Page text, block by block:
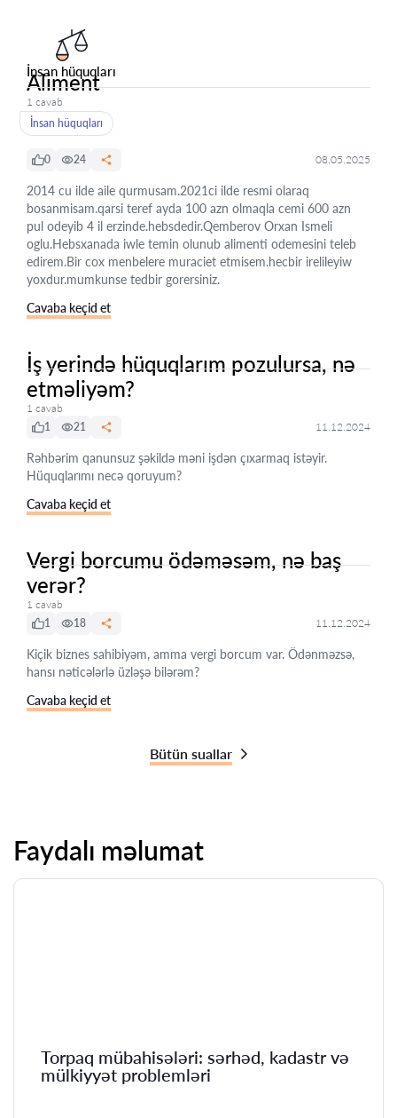
İnsan hüquqları
Aliment
1 cavab
İnsan hüquqları
0 24 08.05.2025
2014 cu ilde aile qurmusam.2021ci ilde resmi olaraq
bosanmisam.qarsi teref ayda 100 azn olmaqla cemi 600 azn
pul odeyib 4 il erzinde.hebsdedir.Qemberov Orxan Ismeli
oglu.Hebsxanada iwle temin olunub alimenti odemesini teleb
edirem.Bir cox menbelere muraciet etmisem.hecbir irelileyiw
yoxdur.mumkunse tedbir gorersiniz.
Cavaba keçid et
İş yerində hüquqlarım pozulursa, nə
etməliyəm?
1 cavab
1
21 11.12.2024
Rəhbərim qanunsuz şəkildə məni işdən çıxarmaq istəyir.
Hüquqlarımı necə qoruyum?
Cavaba keçid et
Vergi borcumu ödəməsəm, nə baş
verər?
1 cavab
1
18 11.12.2024
Kiçik biznes sahibiyəm, amma vergi borcum var. Ödənməzsə,
hansı nəticələrlə üzləşə bilərəm?
Cavaba keçid et
Bütün suallar
Faydalı məlumat
Torpaq mübahisələri: sərhəd, kadastr və
mülkiyyət problemləri